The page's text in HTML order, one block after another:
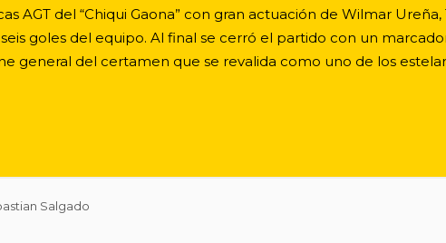
AGT del “Chiqui Gaona” con gran actuación de Wilmar
goles del equipo. Al final se cerró el partido con un
general del certamen que se revalida como uno de los
Salgado